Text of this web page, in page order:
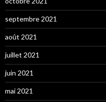
septembre 2021
août 2021
juillet 2021
juin 2021
mai 2021